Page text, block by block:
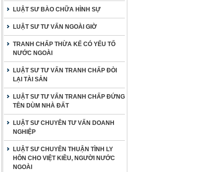
LUẬT SƯ BÀO CHỮA HÌNH SỰ
LUẬT SƯ TƯ VẤN NGOÀI GIỜ
TRANH CHẤP THỪA KẾ CÓ YẾU TỐ
NƯỚC NGOÀI
LUẬT SƯ TƯ VẤN TRANH CHẤP ĐÒI
LẠI TÀI SẢN
LUẬT SƯ TƯ VẤN TRANH CHẤP ĐỨNG
TÊN DÙM NHÀ ĐẤT
LUẬT SƯ CHUYÊN TƯ VẤN DOANH
NGHIỆP
LUẬT SƯ CHUYÊN THUẬN TÌNH LY
HÔN CHO VIỆT KIỀU, NGƯỜI NƯỚC
NGOÀI